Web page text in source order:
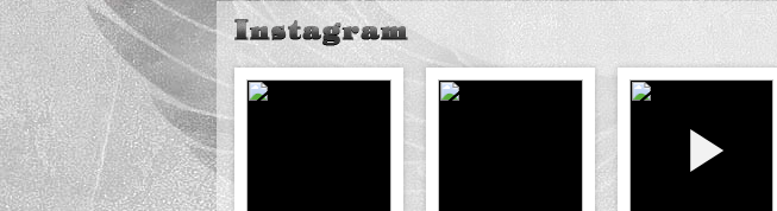
2026.07.13 [INFO]
「明治ミルクチョコレート」99周年企画。豪
i”に大黒摩季が登場！
8月15日「香川オリーブガイナーズ 対 徳島イン
「OPEN MIC by JIM BEAM」45thシリーズ＜